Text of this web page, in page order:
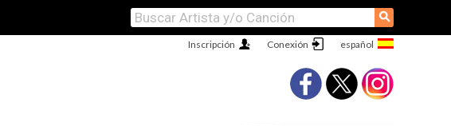
⚲
Conexión
Inscripción